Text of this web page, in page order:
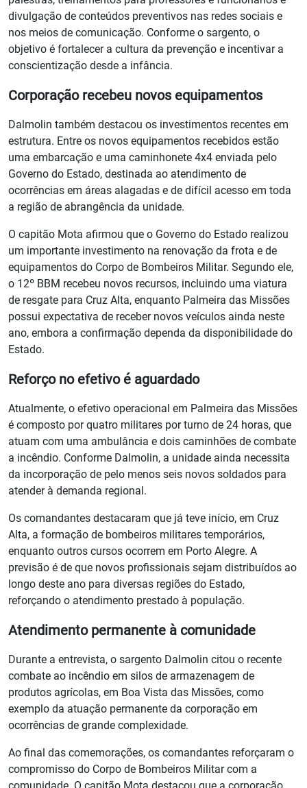
divulgação de conteúdos preventivos nas redes sociais e
nos meios de comunicação. Conforme o sargento, o
objetivo é fortalecer a cultura da prevenção e incentivar a
conscientização desde a infância.
Corporação recebeu novos equipamentos
Dalmolin também destacou os investimentos recentes em
estrutura. Entre os novos equipamentos recebidos estão
uma embarcação e uma caminhonete 4x4 enviada pelo
Governo do Estado, destinada ao atendimento de
ocorrências em áreas alagadas e de difícil acesso em toda
a região de abrangência da unidade.
O capitão Mota afirmou que o Governo do Estado realizou
um importante investimento na renovação da frota e de
equipamentos do Corpo de Bombeiros Militar. Segundo ele,
o 12º BBM recebeu novos recursos, incluindo uma viatura
de resgate para Cruz Alta, enquanto Palmeira das Missões
possui expectativa de receber novos veículos ainda neste
ano, embora a confirmação dependa da disponibilidade do
Estado.
Reforço no efetivo é aguardado
Atualmente, o efetivo operacional em Palmeira das Missões
é composto por quatro militares por turno de 24 horas, que
atuam com uma ambulância e dois caminhões de combate
a incêndio. Conforme Dalmolin, a unidade ainda necessita
da incorporação de pelo menos seis novos soldados para
atender à demanda regional.
Os comandantes destacaram que já teve início, em Cruz
Alta, a formação de bombeiros militares temporários,
enquanto outros cursos ocorrem em Porto Alegre. A
previsão é de que novos profissionais sejam distribuídos ao
longo deste ano para diversas regiões do Estado,
reforçando o atendimento prestado à população.
Atendimento permanente à comunidade
Durante a entrevista, o sargento Dalmolin citou o recente
combate ao incêndio em silos de armazenagem de
produtos agrícolas, em Boa Vista das Missões, como
exemplo da atuação permanente da corporação em
ocorrências de grande complexidade.
Ao final das comemorações, os comandantes reforçaram o
compromisso do Corpo de Bombeiros Militar com a
comunidade. O capitão Mota destacou que a corporação